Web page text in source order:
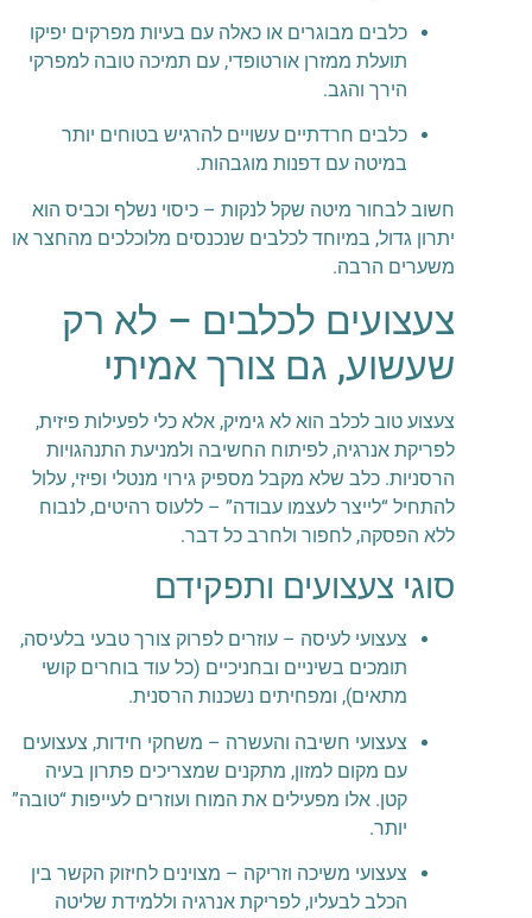
כלבים מבוגרים או כאלה עם בעיות מפרקים יפיקו
תועלת ממזרן אורטופדי, עם תמיכה טובה למפרקי
הירך והגב.
כלבים חרדתיים עשויים להרגיש בטוחים יותר
במיטה עם דפנות מוגבהות.
חשוב לבחור מיטה שקל לנקות – כיסוי נשלף וכביס הוא
יתרון גדול, במיוחד לכלבים שנכנסים מלוכלכים מהחצר או
משערים הרבה.
צעצועים לכלבים – לא רק
שעשוע, גם צורך אמיתי
צעצוע טוב לכלב הוא לא גימיק, אלא כלי לפעילות פיזית,
לפריקת אנרגיה, לפיתוח החשיבה ולמניעת התנהגויות
הרסניות. כלב שלא מקבל מספיק גירוי מנטלי ופיזי, עלול
להתחיל “לייצר לעצמו עבודה” – ללעוס רהיטים, לנבוח
ללא הפסקה, לחפור ולחרב כל דבר.
סוגי צעצועים ותפקידם
צעצועי לעיסה – עוזרים לפרוק צורך טבעי בלעיסה,
תומכים בשיניים ובחניכיים (כל עוד בוחרים קושי
מתאים), ומפחיתים נשכנות הרסנית.
צעצועי חשיבה והעשרה – משחקי חידות, צעצועים
עם מקום למזון, מתקנים שמצריכים פתרון בעיה
קטן. אלו מפעילים את המוח ועוזרים לעייפות “טובה”
יותר.
צעצועי משיכה וזריקה – מצוינים לחיזוק הקשר בין
הכלב לבעליו, לפריקת אנרגיה וללמידת שליטה